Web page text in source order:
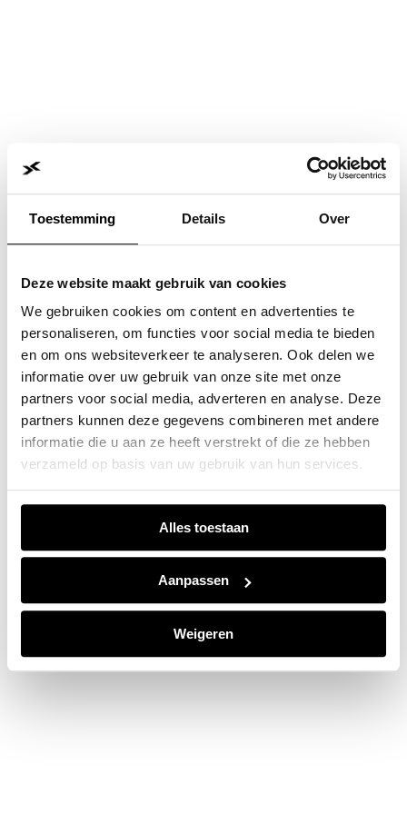
Toestemming Details Over
Deze website maakt gebruik van cookies
We gebruiken cookies om content en advertenties te
personaliseren, om functies voor social media te bieden
en om ons websiteverkeer te analyseren. Ook delen we
informatie over uw gebruik van onze site met onze
partners voor social media, adverteren en analyse. Deze
partners kunnen deze gegevens combineren met andere
informatie die u aan ze heeft verstrekt of die ze hebben
verzameld op basis van uw gebruik van hun services.
Alles toestaan
Aanpassen
Weigeren
Application error: a client-side exception has occurred while
loadingwww.jvk.nl(see the browser consolefor more
information).